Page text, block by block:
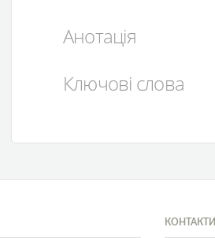
Анотація
Ключові слова
КОНТАКТИ